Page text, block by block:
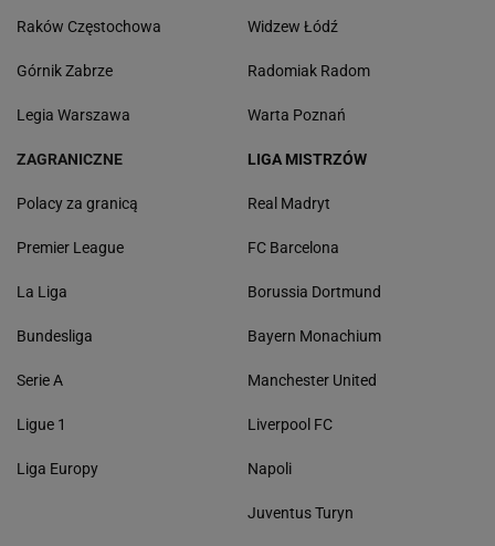
Raków Częstochowa
Górnik Zabrze
Legia Warszawa
Widzew Łódź
Radomiak Radom
Warta Poznań
ZAGRANICZNE
Polacy za granicą
Premier League
La Liga
Bundesliga
Serie A
Ligue 1
Liga Europy
LIGA MISTRZÓW
Real Madryt
FC Barcelona
Borussia Dortmund
Bayern Monachium
Manchester United
Liverpool FC
Napoli
Juventus Turyn